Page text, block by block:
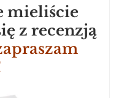
mieliście
z recenzją